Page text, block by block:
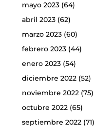
mayo 2023(64)
abril 2023(62)
marzo 2023(60)
febrero 2023(44)
enero 2023(54)
diciembre 2022(52)
noviembre 2022(75)
octubre 2022(65)
septiembre 2022(71)